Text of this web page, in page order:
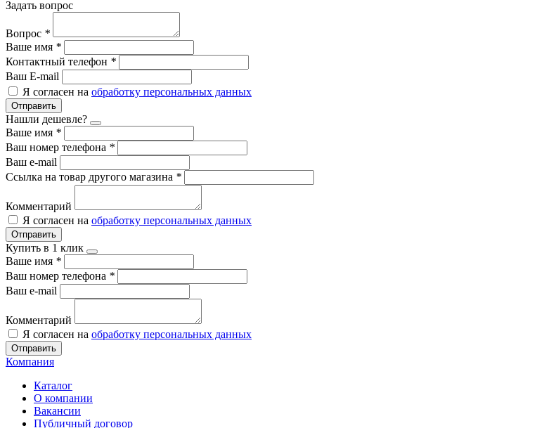
Задать вопрос
Вопрос *
Ваше имя *
Контактный телефон *
Ваш E-mail
Я согласен на обработку персональных данных
Отправить
Нашли дешевле?
Ваше имя *
Ваш номер телефона *
Ваш e-mail
Ссылка на товар другого магазина *
Комментарий
Я согласен на обработку персональных данных
Отправить
Купить в 1 клик
Ваше имя *
Ваш номер телефона *
Ваш e-mail
Комментарий
Я согласен на обработку персональных данных
Отправить
Компания
Каталог
О компании
Вакансии
Публичный договор